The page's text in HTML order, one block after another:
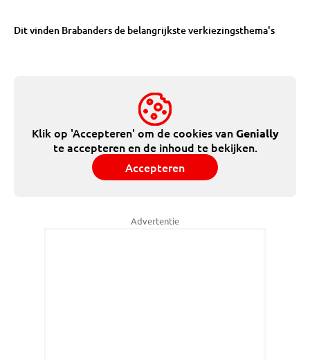
Dit vinden Brabanders de belangrijkste verkiezingsthema's
Klik op 'Accepteren' om de cookies vanGenially
te accepteren en de inhoud te bekijken.
Accepteren
Advertentie